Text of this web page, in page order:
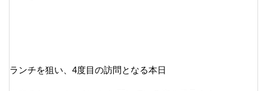
ランチを狙い、4度目の訪問となる本日